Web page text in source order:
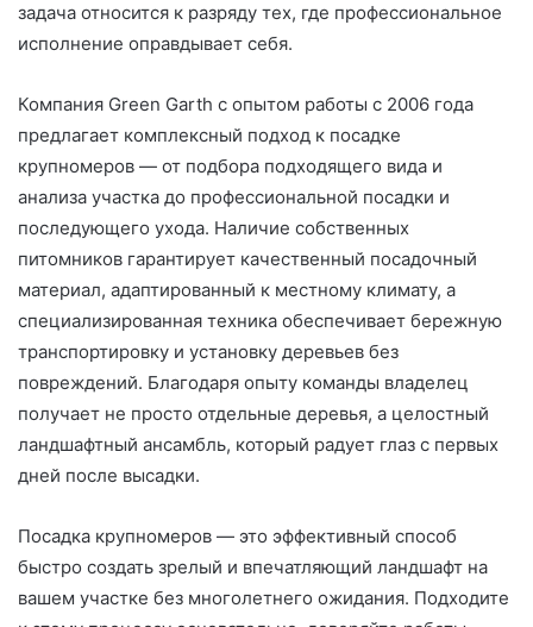
задача относится к разряду тех, где профессиональное
исполнение оправдывает себя.
Компания Green Garth с опытом работы с 2006 года
предлагает комплексный подход к посадке
крупномеров — от подбора подходящего вида и
анализа участка до профессиональной посадки и
последующего ухода. Наличие собственных
питомников гарантирует качественный посадочный
материал, адаптированный к местному климату, а
специализированная техника обеспечивает бережную
транспортировку и установку деревьев без
повреждений. Благодаря опыту команды владелец
получает не просто отдельные деревья, а целостный
ландшафтный ансамбль, который радует глаз с первых
дней после высадки.
Посадка крупномеров — это эффективный способ
быстро создать зрелый и впечатляющий ландшафт на
вашем участке без многолетнего ожидания. Подходите